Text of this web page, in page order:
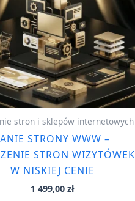
stron i sklepów internetowych
STRONY WWW –
STRON WIZYTÓWEK
W NISKIEJ CENIE
1 499,00 zł